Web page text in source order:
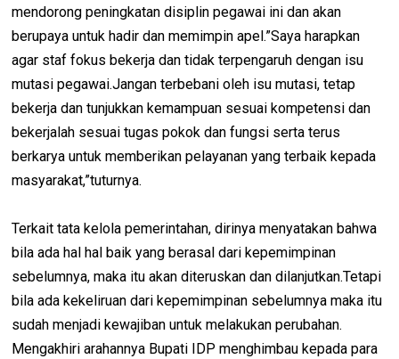
mendorong peningkatan disiplin pegawai ini dan akan
berupaya untuk hadir dan memimpin apel.”Saya harapkan
agar staf fokus bekerja dan tidak terpengaruh dengan isu
mutasi pegawai.Jangan terbebani oleh isu mutasi, tetap
bekerja dan tunjukkan kemampuan sesuai kompetensi dan
bekerjalah sesuai tugas pokok dan fungsi serta terus
berkarya untuk memberikan pelayanan yang terbaik kepada
masyarakat,”tuturnya.
Terkait tata kelola pemerintahan, dirinya menyatakan bahwa
bila ada hal hal baik yang berasal dari kepemimpinan
sebelumnya, maka itu akan diteruskan dan dilanjutkan.Tetapi
bila ada kekeliruan dari kepemimpinan sebelumnya maka itu
sudah menjadi kewajiban untuk melakukan perubahan.
Mengakhiri arahannya Bupati IDP menghimbau kepada para